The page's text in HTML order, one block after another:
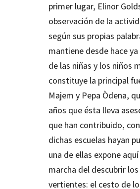
primer lugar, Elinor
observación de la
según sus propias
mantiene desde hace
de las niñas y los niños
constituye la principal
Majem y Pepa Òdena,
años que ésta lleva
que han contribuido,
dichas escuelas hayan
una de ellas expone
marcha del descubrir
vertientes: el cesto de